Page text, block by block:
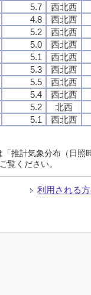
5.7
西北西
4.8
西北西
5.2
西北西
5.0
西北西
5.1
西北西
5.3
西北西
5.5
西北西
5.4
西北西
5.2
北西
5.1 西北西
推計気象分布（日
覧ください。
利用される